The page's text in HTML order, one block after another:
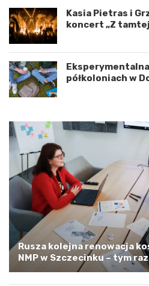
z
w
o
j
u
m
i
ę
z
y
W
o
e
d
z
w
p
o
d
K
o
s
z
a
i
n
e
m
a
l
o
s
Kasia Pietras i
koncert „Z
półkoloniach w
Rusza kolejna renowacja
NMP w Szczecinku – tym
zachodnia elewacja i